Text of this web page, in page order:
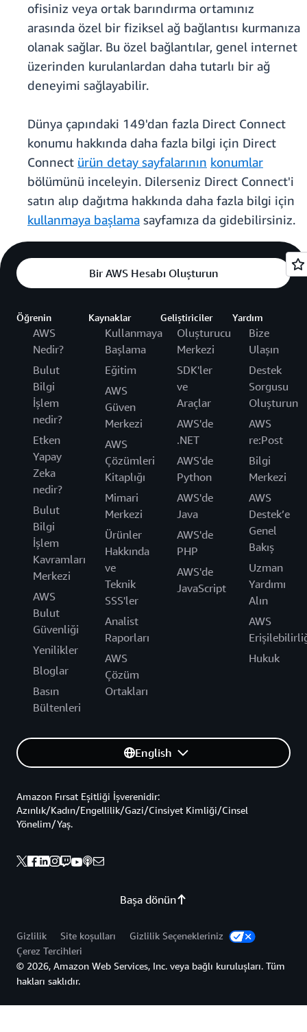
ofisiniz veya ortak barındırma ortamınız
arasında özel bir fiziksel ağ bağlantısı kurmanıza
olanak sağlar. Bu özel bağlantılar, genel internet
üzerinden kurulanlardan daha tutarlı bir ağ
deneyimi sağlayabilir.
Dünya çapındaki 149'dan fazla Direct Connect
konumu hakkında daha fazla bilgi için Direct
Connect ürün detay sayfalarının konumlar
bölümünü inceleyin. Dilerseniz Direct Connect'i
satın alıp dağıtma hakkında daha fazla bilgi için
kullanmaya başlama sayfamıza da gidebilirsiniz.
Bir AWS Hesabı Oluşturun
Öğrenin
AWS
Nedir?
Bulut
Bilgi
İşlem
nedir?
Etken
Yapay
Zeka
nedir?
Bulut
Bilgi
İşlem
Kavramları
Merkezi
AWS
Bulut
Güvenliği
Yenilikler
Bloglar
Basın
Bültenleri
Kaynaklar
Kullanmaya
Başlama
Eğitim
AWS
Güven
Merkezi
AWS
Çözümleri
Kitaplığı
Mimari
Merkezi
Ürünler
Hakkında
ve
Teknik
SSS'ler
Analist
Raporları
AWS
Çözüm
Ortakları
Geliştiriciler
Oluşturucu
Merkezi
SDK'ler
ve
Araçlar
AWS'de
.NET
AWS'de
Python
AWS'de
Java
AWS'de
PHP
AWS'de
JavaScript
Yardım
Bize
Ulaşın
Destek
Sorgusu
Oluşturun
AWS
re:Post
Bilgi
Merkezi
AWS
Destek’e
Genel
Bakış
Uzman
Yardımı
Alın
AWS
Hukuk
English
Başa dönün
Amazon Fırsat Eşitliği İşverenidir:
Azınlık/Kadın/Engellilik/Gazi/Cinsiyet Kimliği/Cinsel
Yönelim/Yaş.
Gizlilik Site koşulları
Gizlilik Seçenekleriniz
Çerez Tercihleri
© 2026, Amazon Web Services, Inc. veya bağlı kuruluşları. Tüm
hakları saklıdır.